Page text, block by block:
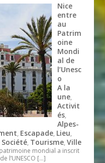
Nice
entre
au
Patrim
oine
Mondi
al de
l’Unesc
o
A la
une,
Activit
és,
Alpes-
, Escapade, Lieu,
Société, Tourisme,Ville
mondial a inscrit
l’UNESCO […]